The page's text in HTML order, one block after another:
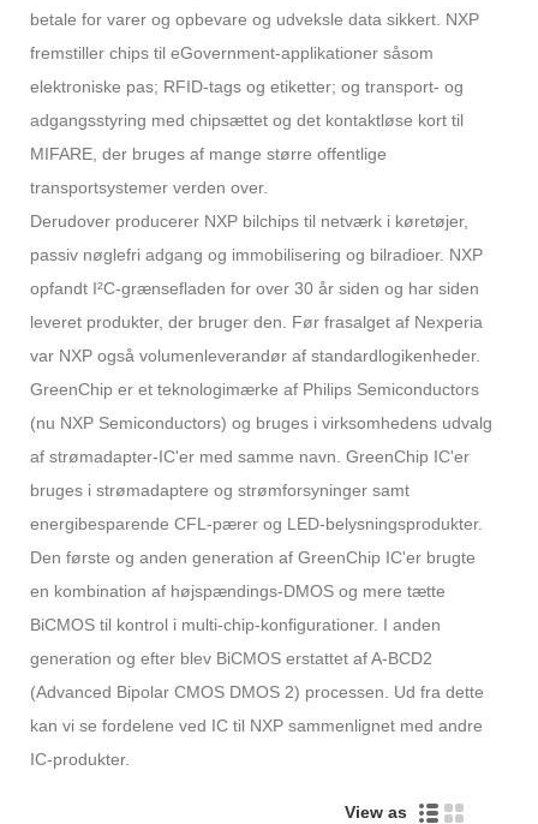
betale for varer og opbevare og udveksle data sikkert. NXP
fremstiller chips til eGovernment-applikationer såsom
elektroniske pas; RFID-tags og etiketter; og transport- og
adgangsstyring med chipsættet og det kontaktløse kort til
MIFARE, der bruges af mange større offentlige
transportsystemer verden over.
Derudover producerer NXP bilchips til netværk i køretøjer,
passiv nøglefri adgang og immobilisering og bilradioer. NXP
opfandt I²C-grænsefladen for over 30 år siden og har siden
leveret produkter, der bruger den. Før frasalget af Nexperia
var NXP også volumenleverandør af standardlogikenheder.
GreenChip er et teknologimærke af Philips Semiconductors
(nu NXP Semiconductors) og bruges i virksomhedens udvalg
af strømadapter-IC'er med samme navn. GreenChip IC'er
bruges i strømadaptere og strømforsyninger samt
energibesparende CFL-pærer og LED-belysningsprodukter.
Den første og anden generation af GreenChip IC'er brugte
en kombination af højspændings-DMOS og mere tætte
BiCMOS til kontrol i multi-chip-konfigurationer. I anden
generation og efter blev BiCMOS erstattet af A-BCD2
(Advanced Bipolar CMOS DMOS 2) processen. Ud fra dette
kan vi se fordelene ved IC til NXP sammenlignet med andre
IC-produkter.
View as